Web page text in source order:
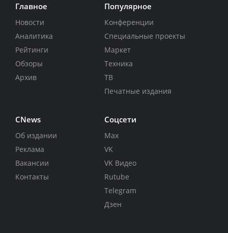
Главное
Новости
Аналитика
Рейтинги
Обзоры
Архив
Популярное
Конференции
Специальные проекты
Маркет
Техника
ТВ
Печатные издания
CNews
Об издании
Реклама
Вакансии
Контакты
Соцсети
Max
VK
VK Видео
Rutube
Telegram
Дзен